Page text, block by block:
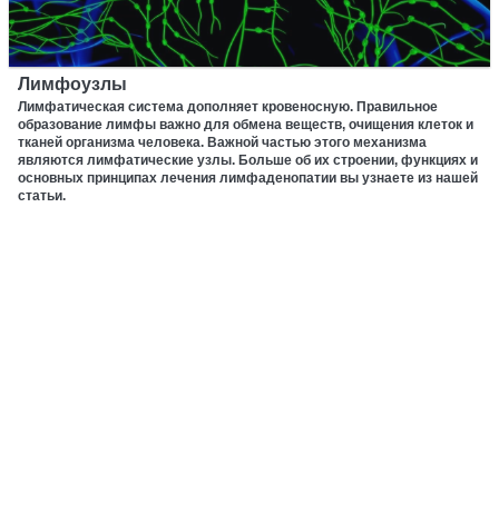
Лимфоузлы
Лимфатическая система дополняет кровеносную. Правильное
образование лимфы важно для обмена веществ, очищения клеток и
тканей организма человека. Важной частью этого механизма
являются лимфатические узлы. Больше об их строении, функциях и
основных принципах лечения лимфаденопатии вы узнаете из нашей
статьи.